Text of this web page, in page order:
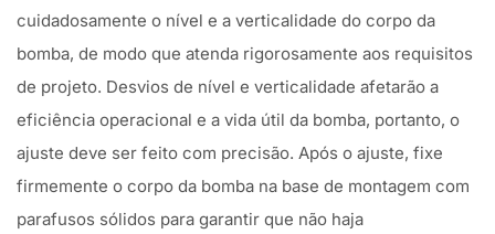
cuidadosamente o nível e a verticalidade do corpo da
bomba, de modo que atenda rigorosamente aos requisitos
de projeto. Desvios de nível e verticalidade afetarão a
eficiência operacional e a vida útil da bomba, portanto, o
ajuste deve ser feito com precisão. Após o ajuste, fixe
firmemente o corpo da bomba na base de montagem com
parafusos sólidos para garantir que não haja